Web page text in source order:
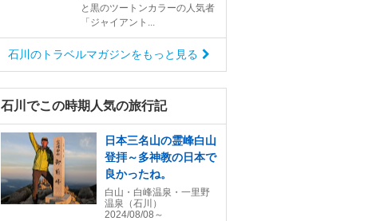
と黒のツートンカラーの人気者
「ジャイアント...
石川のトラベルマガジンをもっと見る
石川でこの時期人気の旅行記
日本三名山の霊峰白山
登拝～多神教の日本で
良かったね。
白山・白峰温泉・一里野
温泉（石川）
2024/08/08～